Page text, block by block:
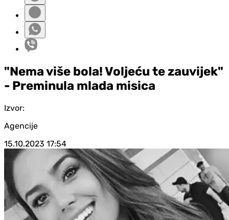
"Nema više bola! Voljeću te zauvijek"
- Preminula mlada misica
Izvor:
Agencije
15.10.2023 17:54